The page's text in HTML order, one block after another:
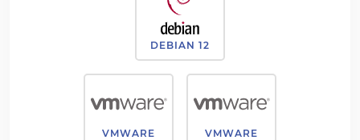
DEBIAN 12
VMWARE
VMWARE